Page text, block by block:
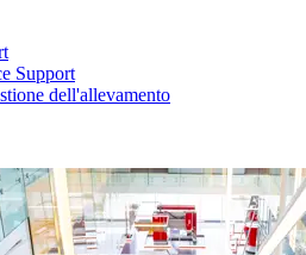
Support
dell'allevamento